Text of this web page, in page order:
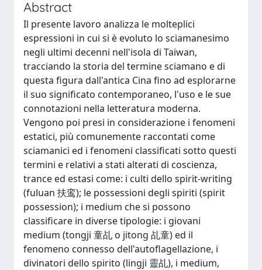
Abstract
Il presente lavoro analizza le molteplici
espressioni in cui si è evoluto lo sciamanesimo
negli ultimi decenni nell'isola di Taiwan,
tracciando la storia del termine sciamano e di
questa figura dall'antica Cina fino ad esplorarne
il suo significato contemporaneo, l'uso e le sue
connotazioni nella letteratura moderna.
Vengono poi presi in considerazione i fenomeni
estatici, più comunemente raccontati come
sciamanici ed i fenomeni classificati sotto questi
termini e relativi a stati alterati di coscienza,
trance ed estasi come: i culti dello spirit-writing
(fuluan 扶鸾); le possessioni degli spiriti (spirit
possession); i medium che si possono
classificare in diverse tipologie: i giovani
medium (tongji 童乩 o jitong 乩童) ed il
fenomeno connesso dell'autoflagellazione, i
divinatori dello spirito (lingji 靈乩), i medium,